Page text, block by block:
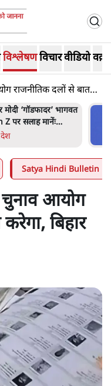
विश्लेषणविचारवीडियो
राजनीतिक दलों से बात
का माफीनामाः ये
की बात है
विश्लेषण
Satya Hindi Bulletin
आयोग
बिहार